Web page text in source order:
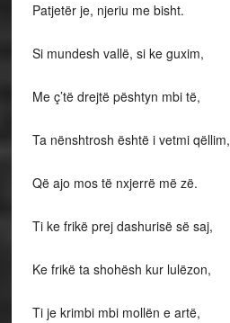
Patjetër je, njeriu me bisht.
Si mundesh vallë, si ke guxim,
Me ç’të drejtë pështyn mbi të,
Ta nënshtrosh është i vetmi qëllim,
Që ajo mos të nxjerrë më zë.
Ti ke frikë prej dashurisë së saj,
Ke frikë ta shohësh kur lulëzon,
Ti je krimbi mbi mollën e artë,